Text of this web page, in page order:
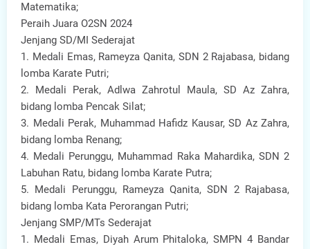
Matematika;
Peraih Juara O2SN 2024
Jenjang SD/MI Sederajat
1. Medali Emas, Rameyza Qanita, SDN 2 Rajabasa, bidang
lomba Karate Putri;
2. Medali Perak, Adlwa Zahrotul Maula, SD Az Zahra,
bidang lomba Pencak Silat;
3. Medali Perak, Muhammad Hafidz Kausar, SD Az Zahra,
bidang lomba Renang;
4. Medali Perunggu, Muhammad Raka Mahardika, SDN 2
Labuhan Ratu, bidang lomba Karate Putra;
5. Medali Perunggu, Rameyza Qanita, SDN 2 Rajabasa,
bidang lomba Kata Perorangan Putri;
Jenjang SMP/MTs Sederajat
1. Medali Emas, Diyah Arum Phitaloka, SMPN 4 Bandar